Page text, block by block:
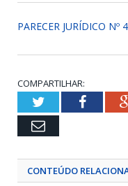
PARECER JURÍDICO Nº
COMPARTILHAR:
Twitter
Email
CONTEÚDO